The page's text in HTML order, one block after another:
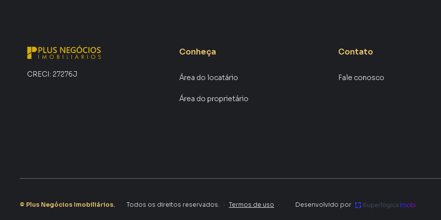
CRECI: 27276J
Conheça
Área do locatário
Área do proprietário
Contato
Fale conosco
© Plus Negócios Imobiliários. Todos os direitos reservados. · Termos de uso · Desenvolvido por